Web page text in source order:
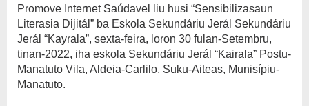
Promove Internet Saúdavel liu husi “Sensibilizasaun
Literasia Dijitál” ba Eskola Sekundáriu Jerál Sekundáriu
Jerál “Kayrala”, sexta-feira, loron 30 fulan-Setembru,
tinan-2022, iha eskola Sekundáriu Jerál “Kairala” Postu-
Manatuto Vila, Aldeia-Carlilo, Suku-Aiteas, Munisípiu-
Manatuto.